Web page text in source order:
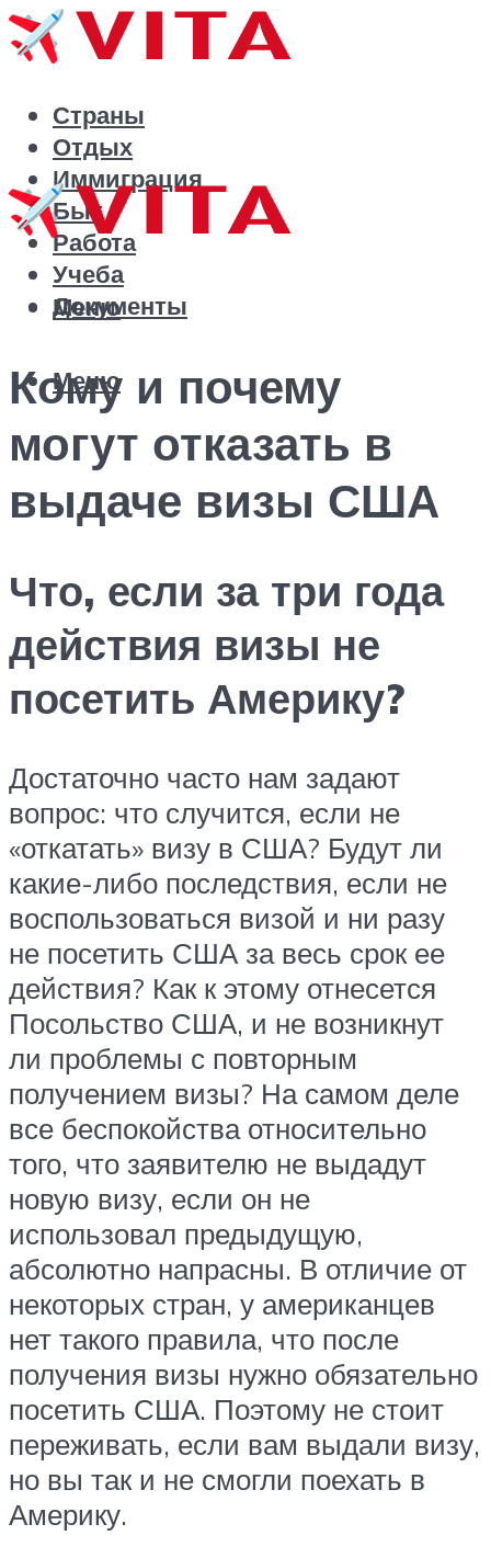
Страны
Отдых
Иммиграция
Быт
Работа
Учеба
Документы
Меню
Меню
Кому и почему
могут отказать в
выдаче визы США
Что, если за три года
действия визы не
посетить Америку?
Достаточно часто нам задают
вопрос: что случится, если не
«откатать» визу в США? Будут ли
какие-либо последствия, если не
воспользоваться визой и ни разу
не посетить США за весь срок ее
действия? Как к этому отнесется
Посольство США, и не возникнут
ли проблемы с повторным
получением визы? На самом деле
все беспокойства относительно
того, что заявителю не выдадут
новую визу, если он не
использовал предыдущую,
абсолютно напрасны. В отличие от
некоторых стран, у американцев
нет такого правила, что после
получения визы нужно обязательно
посетить США. Поэтому не стоит
переживать, если вам выдали визу,
но вы так и не смогли поехать в
Америку.